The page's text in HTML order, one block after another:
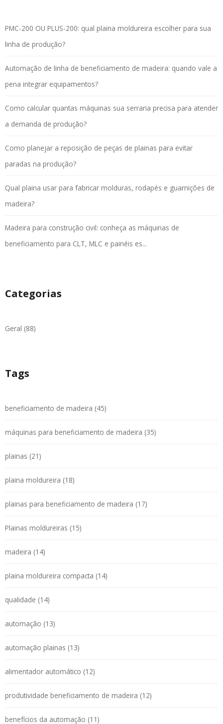
PMC-200 OU PLUS-200: qual plaina moldureira escolher para sua
linha de produção?
Automação de linha de beneficiamento de madeira: quando vale a
pena integrar equipamentos?
Como calcular quantas máquinas sua serraria precisa para atender
a demanda de produção?
Como planejar a reposição de peças de plainas para evitar
paradas na produção?
Qual plaina usar para fabricar molduras, rodapés e guarnições de
madeira?
Madeira para construção civil: conheça as máquinas de
beneficiamento para CLT, MLC e painéis es...
Categorias
Geral (88)
Tags
beneficiamento de madeira (45)
máquinas para beneficiamento de madeira (35)
plainas (21)
plaina moldureira (18)
plainas para beneficiamento de madeira (17)
Plainas moldureiras (15)
madeira (14)
plaina moldureira compacta (14)
qualidade (14)
automação (13)
automação plainas (13)
alimentador automático (12)
produtividade beneficiamento de madeira (12)
benefícios da automação (11)